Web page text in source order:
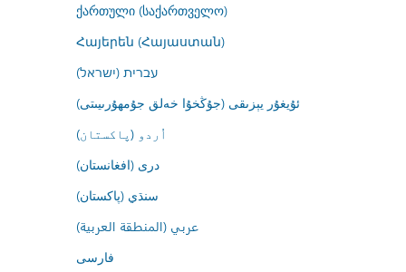
ქართული (საქართველო)
Հայերեն (Հայաստան)
עברית (ישראל)
ئۇيغۇر يېزىقى (جۇڭخۇا خەلق جۇمھۇرىيىتى)
اُردو (پاکستان)
درى (افغانستان)
سنڌي (پاکستان)
عربي (المنطقة العربية)
فارسى